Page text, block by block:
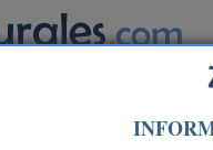
Busca por